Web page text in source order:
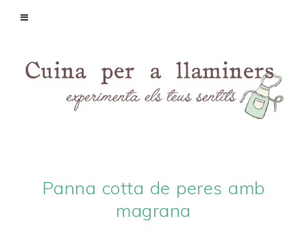
Panna cotta de peres amb
magrana